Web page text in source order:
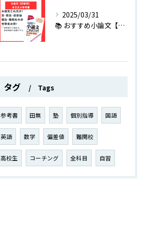
2025/03/31
📚 おすすめ小論文【学部別】参考書 ③ 📚
タグ Tags
参考書 田無 塾 個別指導 国語
英語 数学 偏差値 難関校
高校生 コーチング 全科目 自習